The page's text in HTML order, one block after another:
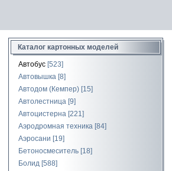
Каталог картонных моделей
Автобус [523]
Автовышка [8]
Автодом (Кемпер) [15]
Автолестница [9]
Автоцистерна [221]
Аэродромная техника [84]
Аэросани [19]
Бетоносмеситель [18]
Болид [588]